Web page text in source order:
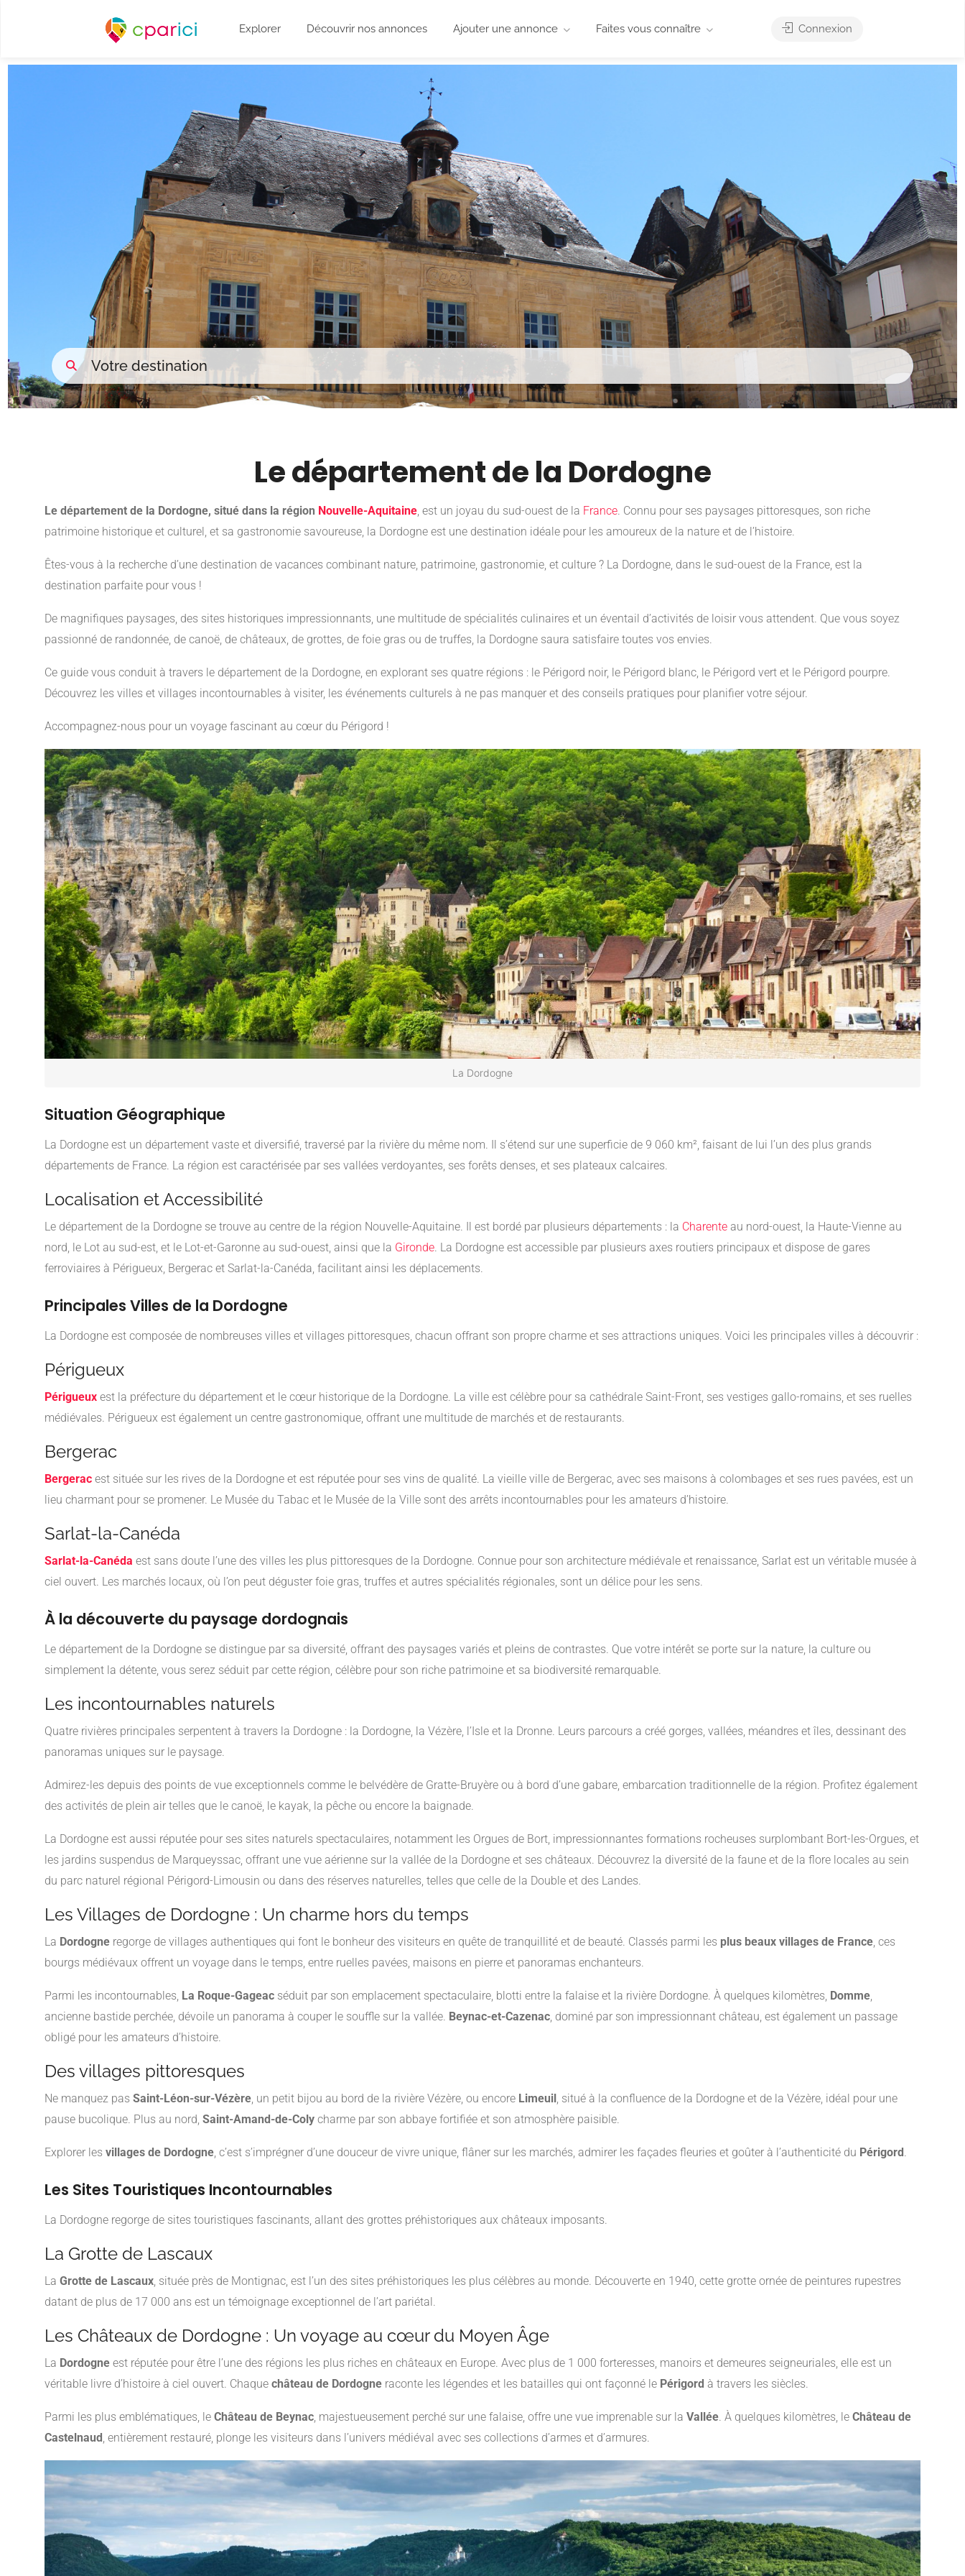
Explorer Découvrir nos annonces Ajouter une annonce Faites vous connaître Connexion
Le département de la Dordogne
Le département de la Dordogne, situé dans la région Nouvelle-Aquitaine , est un joyau du sud-ouest de la France . Connu pour ses paysages pittoresques, son riche
patrimoine historique et culturel, et sa gastronomie savoureuse, la Dordogne est une destination idéale pour les amoureux de la nature et de l’histoire.
Êtes-vous à la recherche d’une destination de vacances combinant nature, patrimoine, gastronomie, et culture ? La Dordogne, dans le sud-ouest de la France, est la
destination parfaite pour vous !
De magnifiques paysages, des sites historiques impressionnants, une multitude de spécialités culinaires et un éventail d’activités de loisir vous attendent. Que vous soyez
passionné de randonnée, de canoë, de châteaux, de grottes, de foie gras ou de truffes, la Dordogne saura satisfaire toutes vos envies.
Ce guide vous conduit à travers le département de la Dordogne, en explorant ses quatre régions : le Périgord noir, le Périgord blanc, le Périgord vert et le Périgord pourpre.
Découvrez les villes et villages incontournables à visiter, les événements culturels à ne pas manquer et des conseils pratiques pour planifier votre séjour.
Accompagnez-nous pour un voyage fascinant au cœur du Périgord !
La Dordogne
Situation Géographique
La Dordogne est un département vaste et diversifié, traversé par la rivière du même nom. Il s’étend sur une superficie de 9 060 km², faisant de lui l’un des plus grands
départements de France. La région est caractérisée par ses vallées verdoyantes, ses forêts denses, et ses plateaux calcaires.
Localisation et Accessibilité
Le département de la Dordogne se trouve au centre de la région Nouvelle-Aquitaine. Il est bordé par plusieurs départements : la Charente au nord-ouest, la Haute-Vienne au
nord, le Lot au sud-est, et le Lot-et-Garonne au sud-ouest, ainsi que la Gironde . La Dordogne est accessible par plusieurs axes routiers principaux et dispose de gares
ferroviaires à Périgueux, Bergerac et Sarlat-la-Canéda, facilitant ainsi les déplacements.
Principales Villes de la Dordogne
La Dordogne est composée de nombreuses villes et villages pittoresques, chacun offrant son propre charme et ses attractions uniques. Voici les principales villes à découvrir :
Périgueux
Périgueux est la préfecture du département et le cœur historique de la Dordogne. La ville est célèbre pour sa cathédrale Saint-Front, ses vestiges gallo-romains, et ses ruelles
médiévales. Périgueux est également un centre gastronomique, offrant une multitude de marchés et de restaurants.
Bergerac
Bergerac est située sur les rives de la Dordogne et est réputée pour ses vins de qualité. La vieille ville de Bergerac, avec ses maisons à colombages et ses rues pavées, est un
lieu charmant pour se promener. Le Musée du Tabac et le Musée de la Ville sont des arrêts incontournables pour les amateurs d’histoire.
Sarlat-la-Canéda
Sarlat-la-Canéda est sans doute l’une des villes les plus pittoresques de la Dordogne. Connue pour son architecture médiévale et renaissance, Sarlat est un véritable musée à
ciel ouvert. Les marchés locaux, où l’on peut déguster foie gras, truffes et autres spécialités régionales, sont un délice pour les sens.
À la découverte du paysage dordognais
Le département de la Dordogne se distingue par sa diversité, offrant des paysages variés et pleins de contrastes. Que votre intérêt se porte sur la nature, la culture ou
simplement la détente, vous serez séduit par cette région, célèbre pour son riche patrimoine et sa biodiversité remarquable.
Les incontournables naturels
Quatre rivières principales serpentent à travers la Dordogne : la Dordogne, la Vézère, l’Isle et la Dronne. Leurs parcours a créé gorges, vallées, méandres et îles, dessinant des
panoramas uniques sur le paysage.
Admirez-les depuis des points de vue exceptionnels comme le belvédère de Gratte-Bruyère ou à bord d’une gabare, embarcation traditionnelle de la région. Profitez également
des activités de plein air telles que le canoë, le kayak, la pêche ou encore la baignade.
La Dordogne est aussi réputée pour ses sites naturels spectaculaires, notamment les Orgues de Bort, impressionnantes formations rocheuses surplombant Bort-les-Orgues, et
les jardins suspendus de Marqueyssac, offrant une vue aérienne sur la vallée de la Dordogne et ses châteaux. Découvrez la diversité de la faune et de la flore locales au sein
du parc naturel régional Périgord-Limousin ou dans des réserves naturelles, telles que celle de la Double et des Landes.
Les Villages de Dordogne : Un charme hors du temps
La Dordogne regorge de villages authentiques qui font le bonheur des visiteurs en quête de tranquillité et de beauté. Classés parmi les plus beaux villages de France , ces
bourgs médiévaux offrent un voyage dans le temps, entre ruelles pavées, maisons en pierre et panoramas enchanteurs.
Parmi les incontournables, La Roque-Gageac séduit par son emplacement spectaculaire, blotti entre la falaise et la rivière Dordogne. À quelques kilomètres, Domme
ancienne bastide perchée, dévoile un panorama à couper le souffle sur la vallée. Beynac-et-Cazenac , dominé par son impressionnant château, est également un passage
obligé pour les amateurs d’histoire.
Des villages pittoresques
Ne manquez pas Saint-Léon-sur-Vézère , un petit bijou au bord de la rivière Vézère, ou encore Limeuil , situé à la confluence de la Dordogne et de la Vézère, idéal pour une
pause bucolique. Plus au nord, Saint-Amand-de-Coly charme par son abbaye fortifiée et son atmosphère paisible.
Explorer les villages de Dordogne , c’est s’imprégner d’une douceur de vivre unique, flâner sur les marchés, admirer les façades fleuries et goûter à l’authenticité du Périgord
Les Sites Touristiques Incontournables
La Dordogne regorge de sites touristiques fascinants, allant des grottes préhistoriques aux châteaux imposants.
La Grotte de Lascaux
La Grotte de Lascaux , située près de Montignac, est l’un des sites préhistoriques les plus célèbres au monde. Découverte en 1940, cette grotte ornée de peintures rupestres
datant de plus de 17 000 ans est un témoignage exceptionnel de l’art pariétal.
Les Châteaux de Dordogne : Un voyage au cœur du Moyen Âge
La Dordogne est réputée pour être l’une des régions les plus riches en châteaux en Europe. Avec plus de 1 000 forteresses, manoirs et demeures seigneuriales, elle est un
véritable livre d’histoire à ciel ouvert. Chaque château de Dordogne raconte les légendes et les batailles qui ont façonné le Périgord à travers les siècles.
Parmi les plus emblématiques, le Château de Beynac , majestueusement perché sur une falaise, offre une vue imprenable sur la Vallée . À quelques kilomètres, le Château de
Castelnaud , entièrement restauré, plonge les visiteurs dans l’univers médiéval avec ses collections d’armes et d’armures.